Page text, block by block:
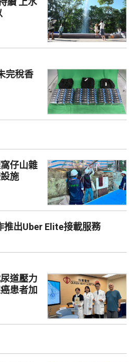
完稅香
仔山雜
施
推出Uber Elite接載服務
道壓力
患者加